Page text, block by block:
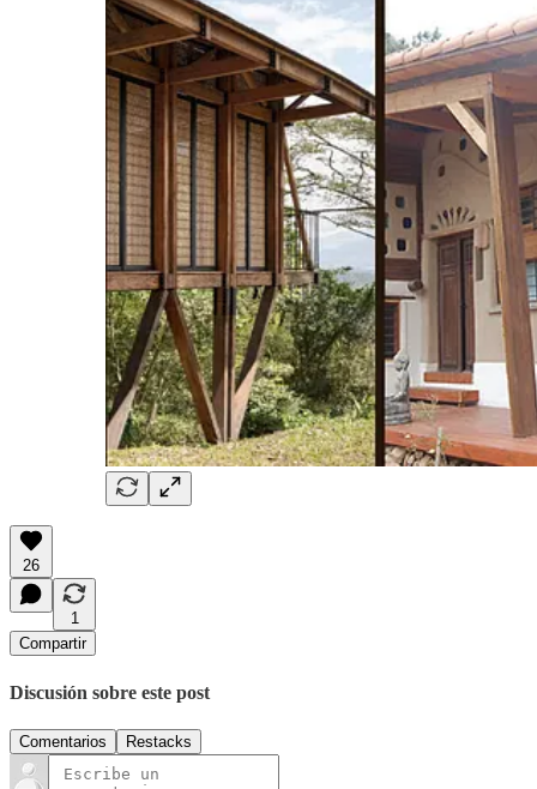
26
1
Compartir
Discusión sobre este post
Comentarios Restacks